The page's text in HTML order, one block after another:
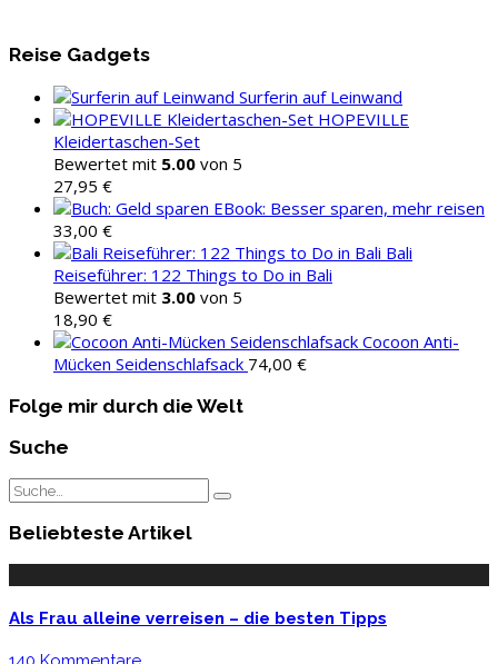
Reise Gadgets
Surferin auf Leinwand
HOPEVILLE
Kleidertaschen-Set
Bewertet mit 5.00 von 5
27,95 €
EBook: Besser sparen, mehr reisen
33,00 €
Bali
Reiseführer: 122 Things to Do in Bali
Bewertet mit 3.00 von 5
18,90 €
Cocoon Anti-
Mücken Seidenschlafsack 74,00 €
Folge mir durch die Welt
Suche
Beliebteste Artikel
Als Frau alleine verreisen – die besten Tipps